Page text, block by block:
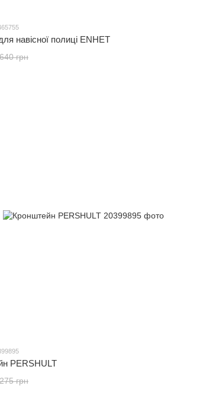
навісної полиці ENHET
640 грн
PERSHULT
275 грн